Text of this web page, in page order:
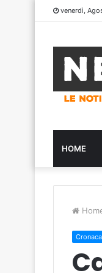
venerdì,
HOME
Cronaca